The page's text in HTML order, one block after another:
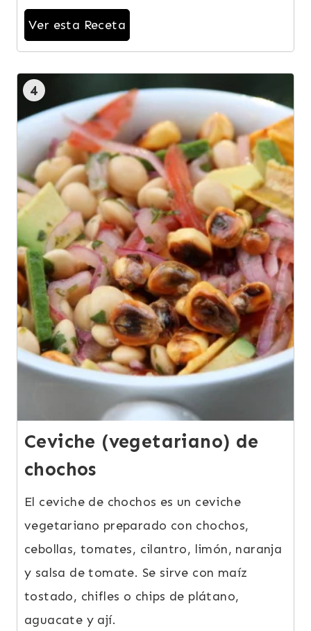
Ver esta Receta
4
Ceviche (vegetariano) de
chochos
El ceviche de chochos es un ceviche
vegetariano preparado con chochos,
cebollas, tomates, cilantro, limón, naranja
y salsa de tomate. Se sirve con maíz
tostado, chifles o chips de plátano,
aguacate y ají.